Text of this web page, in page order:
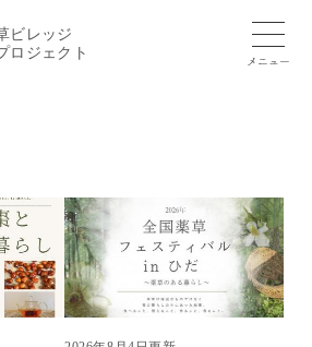
ビレッジ
ロジェクト